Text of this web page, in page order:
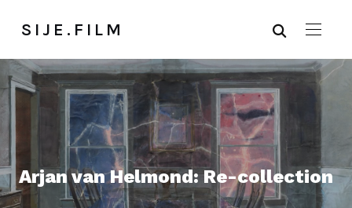
SIJE.FILM
Arjan van Helmond: Re-collection